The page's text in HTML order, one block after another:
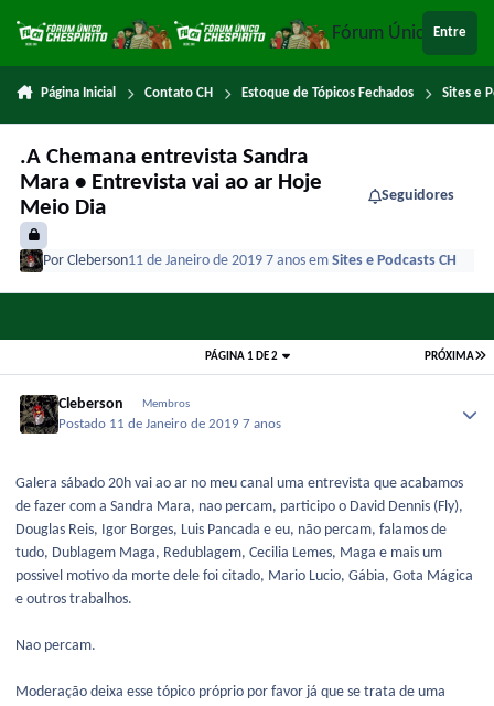
Fórum ÚnicoEntre
Página Inicial Contato CH Estoque de Tópicos Fechados Sites e
.A Chemana entrevista Sandra
Mara • Entrevista vai ao ar Hoje
Meio Dia
Seguidores
PorCleberson11 de Janeiro de 20197 anosemSites e Podcasts CH
PRÓXIMA
PÁGINA 1 DE 2
Cleberson Membros
Postado 11 de Janeiro de 2019 7 anos
Galera sábado 20h vai ao ar no meu canal uma entrevista que acabamos
de fazer com a Sandra Mara, nao percam, participo o David Dennis (Fly),
Douglas Reis, Igor Borges, Luis Pancada e eu, não percam, falamos de
tudo, Dublagem Maga, Redublagem, Cecilia Lemes, Maga e mais um
possivel motivo da morte dele foi citado, Mario Lucio, Gábia, Gota Mágica
e outros trabalhos.
Nao percam.
Moderação deixa esse tópico próprio por favor já que se trata de uma